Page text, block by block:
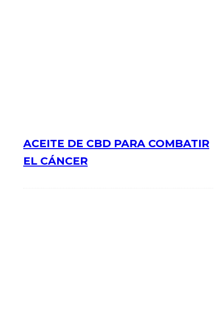
ACEITE DE CBD PARA COMBATIR
EL CÁNCER